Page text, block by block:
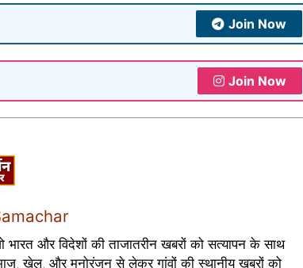
Join Now
Join Now
और विदेशों की ताजातरीन खबरों को सत्यापन के साथ
खेल, और मनोरंजन से लेकर गांवों की स्थानीय खबरों को